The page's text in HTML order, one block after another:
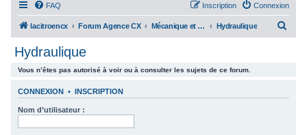
FAQ Connexion
Inscription
lacitroencx Forum Agence CX Mécanique et Réparations Hydraulique
Hydraulique
Vous n’êtes pas autorisé à voir ou à consulter les sujets de ce forum.
CONNEXION • INSCRIPTION
Nom d’utilisateur :